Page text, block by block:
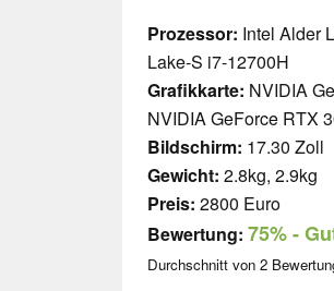
Prozessor: Intel Alder
Lake-S i7-12700H
Grafikkarte: NVIDIA
NVIDIA GeForce RTX
Bildschirm: 17.30 Zoll
Gewicht: 2.8kg, 2.9kg
Preis: 2800 Euro
Bewertung: 75%-
Durchschnitt von 2